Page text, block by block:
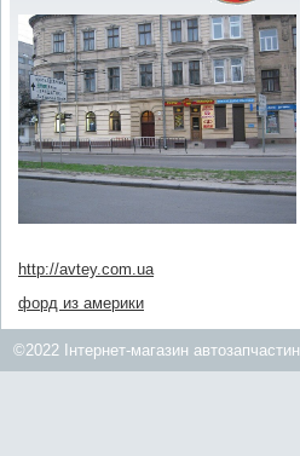
http://avtey.com.ua
форд из америки
©2022 Інтернет-магазин автозапчастин